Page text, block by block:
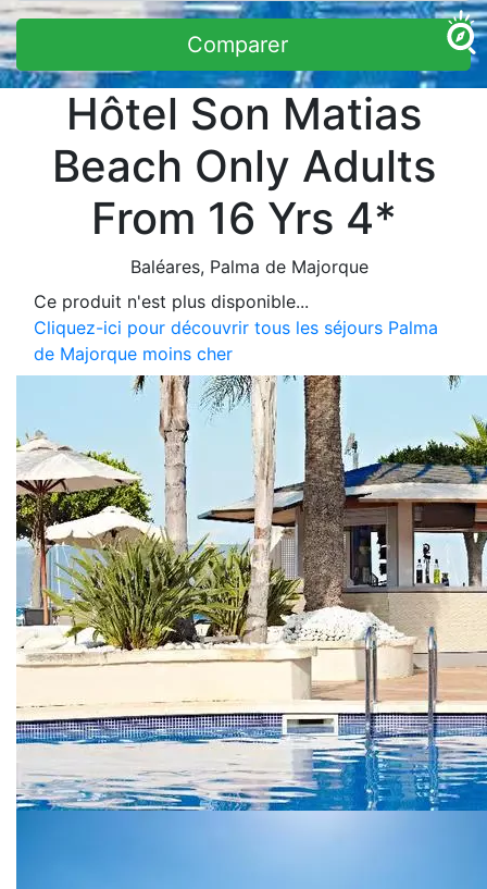
Comparer
Hôtel Son Matias
Beach Only Adults
From 16 Yrs 4*
Baléares, Palma de Majorque
Ce produit n'est plus disponible...
Cliquez-ici pour découvrir tous les séjours Palma
de Majorque moins cher